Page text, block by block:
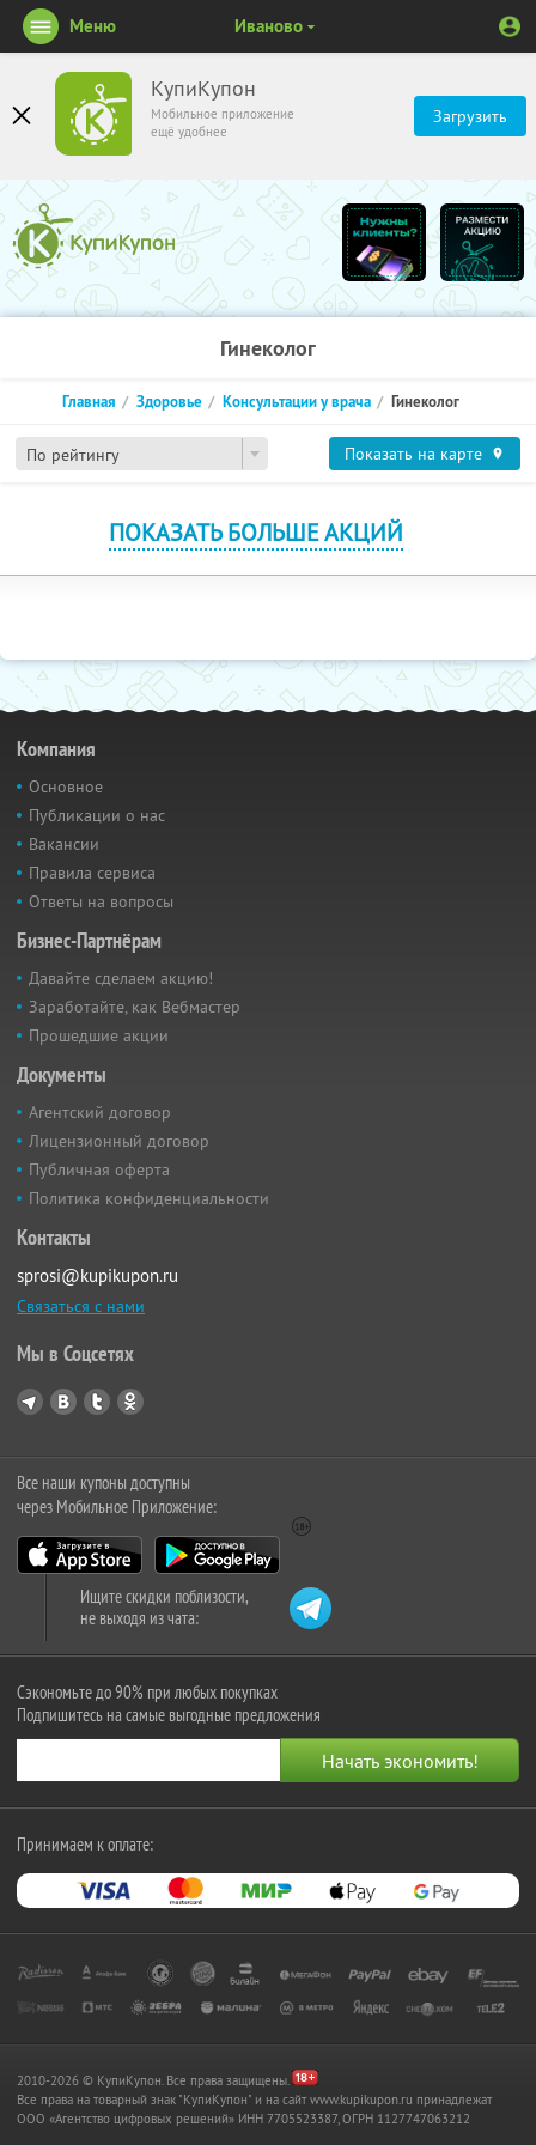
КупиКупон
Мобильное приложение
ещё удобнее
Загрузить
Меню Иваново
Гинеколог
По рейтингу
Главная Здоровье Консультации у врача Гинеколог
Показать на карте
ПОКАЗАТЬ БОЛЬШЕ АКЦИЙ
Компания
Основное
Публикации о нас
Вакансии
Правила сервиса
Ответы на вопросы
Бизнес-Партнёрам
Давайте сделаем акцию!
Заработайте, как Вебмастер
Прошедшие акции
Документы
Агентский договор
Лицензионный договор
Публичная оферта
Политика конфиденциальности
Контакты
sprosi@kupikupon.ru
Связаться с нами
Мы в Соцсетях
Все наши купоны доступны
через Мобильное Приложение:
Ищите скидки поблизости,
не выходя из чата:
Сэкономьте до 90% при любых покупках
Подпишитесь на самые выгодные предложения
Принимаем к оплате:
2010-2026 © КупиКупон. Все права защищены.
Все права на товарный знак "КупиКупон" и на сайт www.kupikupon.ru принадлежат
OOO «Агентство цифровых решений» ИНН 7705523387, ОГРН 1127747063212